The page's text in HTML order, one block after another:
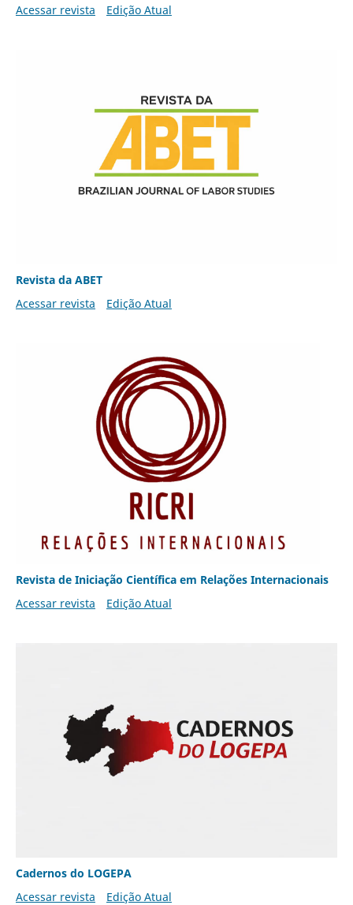
Acessar revista Edição Atual
Revista da ABET
Acessar revista
Edição Atual
Revista de Iniciação Científica em Relações Internacionais
Acessar revista
Edição Atual
Cadernos do LOGEPA
Acessar revista
Edição Atual